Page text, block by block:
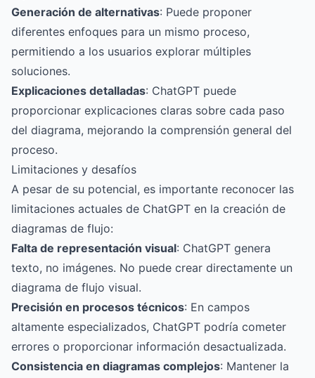
Generación de alternativas: Puede proponer
diferentes enfoques para un mismo proceso,
permitiendo a los usuarios explorar múltiples
soluciones.
Explicaciones detalladas: ChatGPT puede
proporcionar explicaciones claras sobre cada paso
del diagrama, mejorando la comprensión general del
proceso.
Limitaciones y desafíos
A pesar de su potencial, es importante reconocer las
limitaciones actuales de ChatGPT en la creación de
diagramas de flujo:
Falta de representación visual: ChatGPT genera
texto, no imágenes. No puede crear directamente un
diagrama de flujo visual.
Precisión en procesos técnicos: En campos
altamente especializados, ChatGPT podría cometer
errores o proporcionar información desactualizada.
Consistencia en diagramas complejos: Mantener la